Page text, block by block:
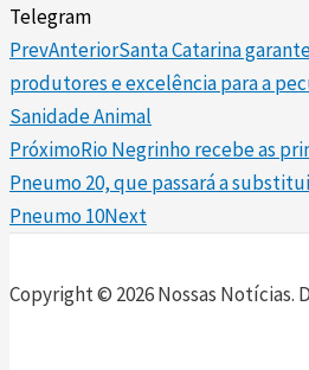
Telegram
PrevAnteriorSanta Catarina
produtores e excelência para a
Sanidade Animal
PróximoRio Negrinho recebe as
Pneumo 20, que passará a
Pneumo 10Next
Copyright © 2026 Nossas Notícias.